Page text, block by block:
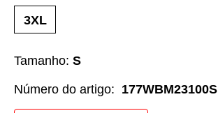
Tamanho: S
3XL
Número do artigo: 177WBM23100S